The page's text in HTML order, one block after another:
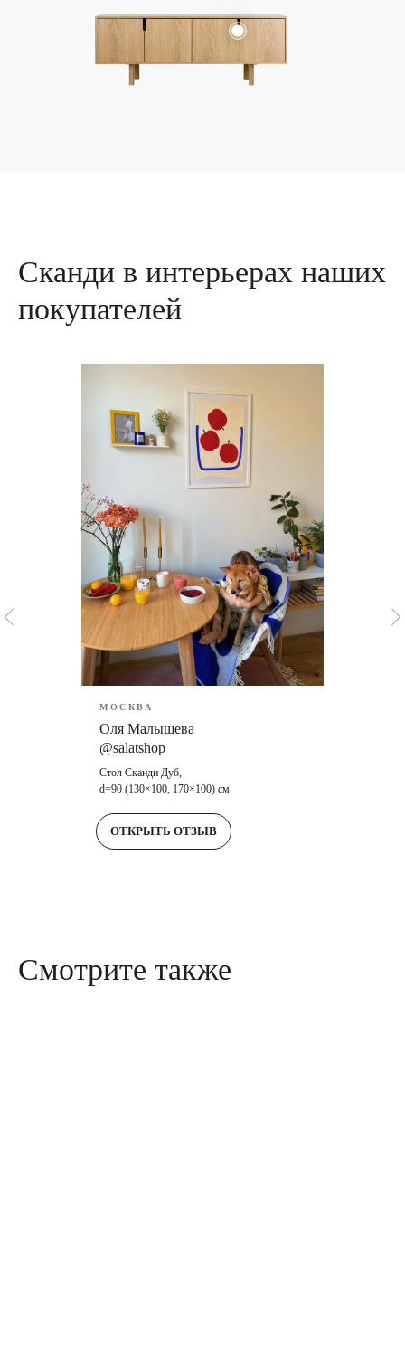
Сканди в интерьерах наших
покупателей
МОСКВА
Оля Малышева
@salatshop
Стол Сканди Дуб,
d=90 (130×100, 170×100) см
ОТКРЫТЬ ОТЗЫВ
Смотрите также